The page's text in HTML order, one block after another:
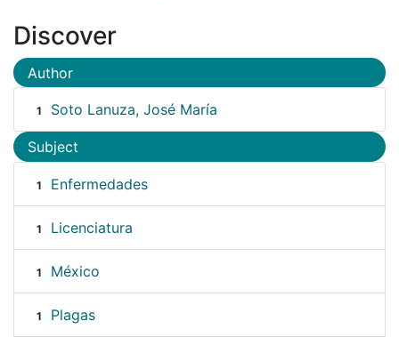
Discover
Author
1 Soto Lanuza, José María
Subject
1 Enfermedades
1 Licenciatura
1 México
1 Plagas